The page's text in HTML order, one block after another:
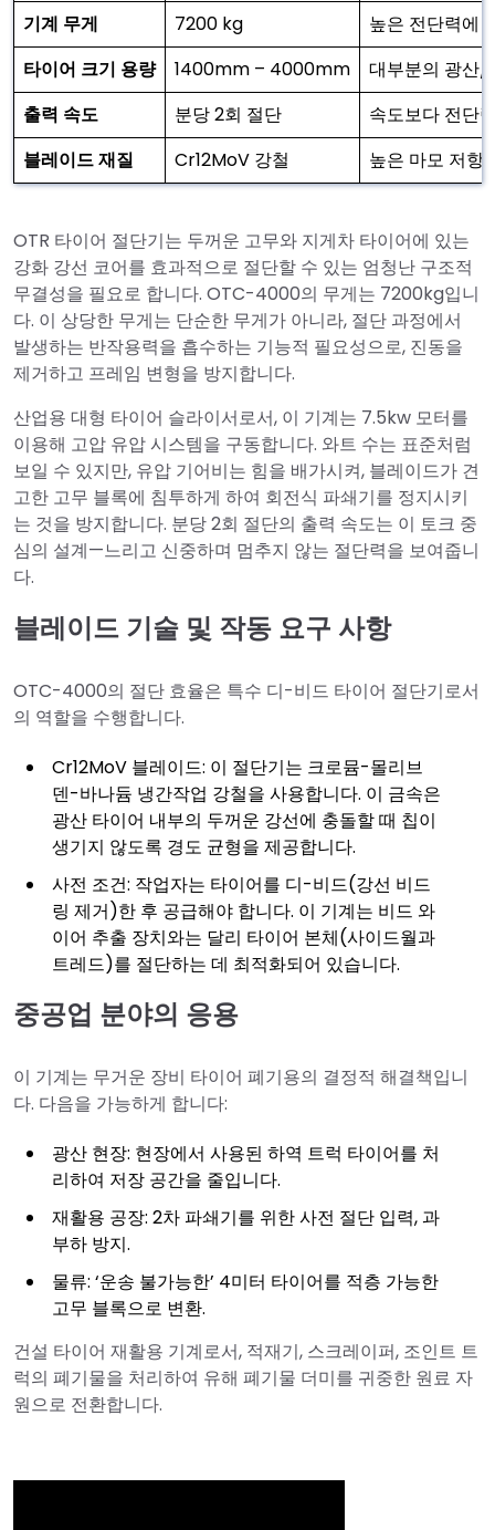
기계 무게
7200 kg
높은 전단력에
타이어 크기 용량
1400mm – 4000mm
대부분의 광산/
출력 속도
분당 2회 절단
속도보다 전단
블레이드 재질
Cr12MoV 강철 높은 마모 저항
OTR 타이어 절단기는 두꺼운 고무와 지게차 타이어에 있는
강화 강선 코어를 효과적으로 절단할 수 있는 엄청난 구조적
무결성을 필요로 합니다. OTC-4000의 무게는 7200kg입니
다. 이 상당한 무게는 단순한 무게가 아니라, 절단 과정에서
발생하는 반작용력을 흡수하는 기능적 필요성으로, 진동을
제거하고 프레임 변형을 방지합니다.
산업용 대형 타이어 슬라이서로서, 이 기계는 7.5kw 모터를
이용해 고압 유압 시스템을 구동합니다. 와트 수는 표준처럼
보일 수 있지만, 유압 기어비는 힘을 배가시켜, 블레이드가 견
고한 고무 블록에 침투하게 하여 회전식 파쇄기를 정지시키
는 것을 방지합니다. 분당 2회 절단의 출력 속도는 이 토크 중
심의 설계—느리고 신중하며 멈추지 않는 절단력을 보여줍니
다.
블레이드 기술 및 작동 요구 사항
OTC-4000의 절단 효율은 특수 디-비드 타이어 절단기로서
의 역할을 수행합니다.
Cr12MoV 블레이드: 이 절단기는 크로뮴-몰리브
덴-바나듐 냉간작업 강철을 사용합니다. 이 금속은
광산 타이어 내부의 두꺼운 강선에 충돌할 때 칩이
생기지 않도록 경도 균형을 제공합니다.
사전 조건: 작업자는 타이어를 디-비드(강선 비드
링 제거)한 후 공급해야 합니다. 이 기계는 비드 와
이어 추출 장치와는 달리 타이어 본체(사이드월과
트레드)를 절단하는 데 최적화되어 있습니다.
중공업 분야의 응용
이 기계는 무거운 장비 타이어 폐기용의 결정적 해결책입니
다. 다음을 가능하게 합니다:
광산 현장: 현장에서 사용된 하역 트럭 타이어를 처
리하여 저장 공간을 줄입니다.
재활용 공장: 2차 파쇄기를 위한 사전 절단 입력, 과
부하 방지.
물류: ‘운송 불가능한’ 4미터 타이어를 적층 가능한
고무 블록으로 변환.
건설 타이어 재활용 기계로서, 적재기, 스크레이퍼, 조인트 트
럭의 폐기물을 처리하여 유해 폐기물 더미를 귀중한 원료 자
원으로 전환합니다.